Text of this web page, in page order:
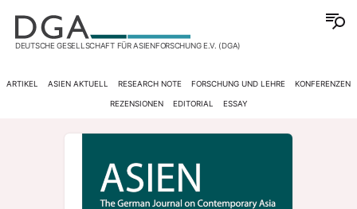
DEUTSCHE GESELLSCHAFT FÜR ASIENFORSCHUNG E.V. (DGA)
ARTIKEL ASIEN AKTUELL RESEARCH NOTE FORSCHUNG UND LEHRE KONFERENZEN
REZENSIONEN EDITORIAL ESSAY